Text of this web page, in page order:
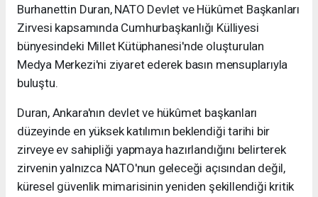
Burhanettin Duran, NATO Devlet ve Hükûmet Başkanları
Zirvesi kapsamında Cumhurbaşkanlığı Külliyesi
bünyesindeki Millet Kütüphanesi'nde oluşturulan
Medya Merkezi'ni ziyaret ederek basın mensuplarıyla
buluştu.
Duran, Ankara'nın devlet ve hükûmet başkanları
düzeyinde en yüksek katılımın beklendiği tarihi bir
zirveye ev sahipliği yapmaya hazırlandığını belirterek
zirvenin yalnızca NATO'nun geleceği açısından değil,
küresel güvenlik mimarisinin yeniden şekillendiği kritik